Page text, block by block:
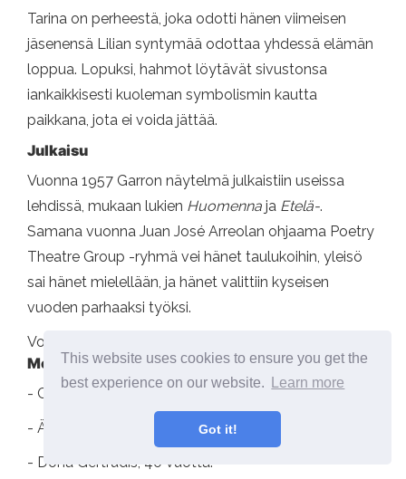
This website uses cookies to ensure you get the
best experience on our website.
Learn more
Got it!
Tarina on perheestä, joka odotti hänen viimeisen
jäsenensä Lilian syntymää odottaa yhdessä elämän
loppua. Lopuksi, hahmot löytävät sivustonsa
iankaikkisesti kuoleman symbolismin kautta
paikkana, jota ei voida jättää.
Julkaisu
Vuonna 1957 Garron näytelmä julkaistiin useissa
lehdissä, mukaan lukien Huomenna ja Etelä-.
Samana vuonna Juan José Arreolan ohjaama Poetry
Theatre Group -ryhmä vei hänet taulukoihin, yleisö
sai hänet mielellään, ja hänet valittiin kyseisen
vuoden parhaaksi työksi.
Voi palvella sinua: lyhyt teksti
Merkit
- Clemente, 60 vuotta.
- Äiti Jesusita, 80 -vuotias.
- Doña Gertrudis, 40 vuotta.